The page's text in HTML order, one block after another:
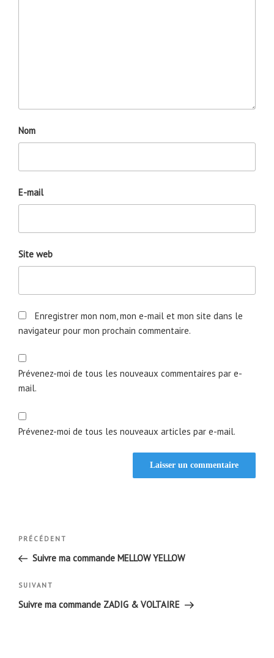
Nom
E-mail
Site web
Enregistrer mon nom, mon e-mail et mon site dans le
navigateur pour mon prochain commentaire.
Prévenez-moi de tous les nouveaux commentaires par e-
mail.
Prévenez-moi de tous les nouveaux articles par e-mail.
Navigation
l’article
Article
précédent
PRÉCÉDENT
Suivre ma commande MELLOW YELLOW
Article
suivant
SUIVANT
Suivre ma commande ZADIG & VOLTAIRE